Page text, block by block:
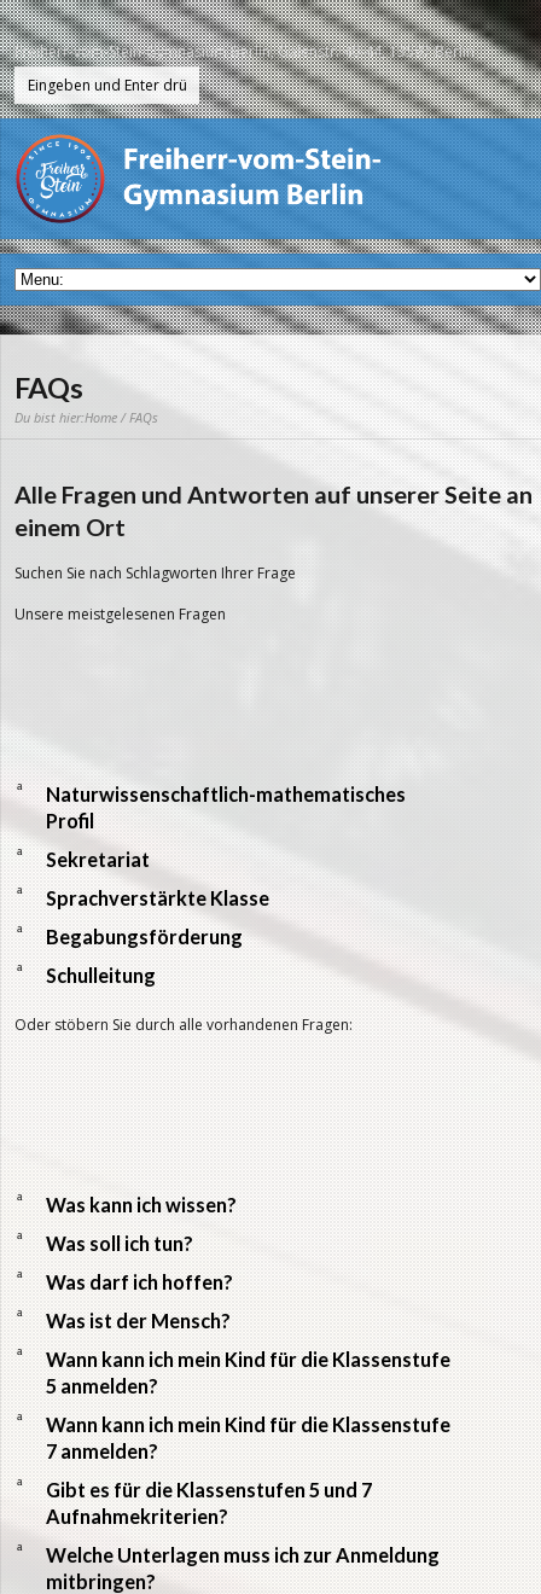
Freiherr-vom-Stein-Gymnasium Berlin, Galenstr. 40-44, 13597 Berlin
FAQs
Du bist hier:Home / FAQs
Alle Fragen und Antworten auf unserer Seite an
einem Ort
Suchen Sie nach Schlagworten Ihrer Frage
Unsere meistgelesenen Fragen
a
Naturwissenschaftlich-mathematisches
Profil
a Sekretariat
a Sprachverstärkte Klasse
a Begabungsförderung
a Schulleitung
Oder stöbern Sie durch alle vorhandenen Fragen:
a Was kann ich wissen?
a Was soll ich tun?
a Was darf ich hoffen?
a Was ist der Mensch?
a
Wann kann ich mein Kind für die Klassenstufe
5 anmelden?
a
Wann kann ich mein Kind für die Klassenstufe
7 anmelden?
a
Gibt es für die Klassenstufen 5 und 7
Aufnahmekriterien?
a
Welche Unterlagen muss ich zur Anmeldung
mitbringen?